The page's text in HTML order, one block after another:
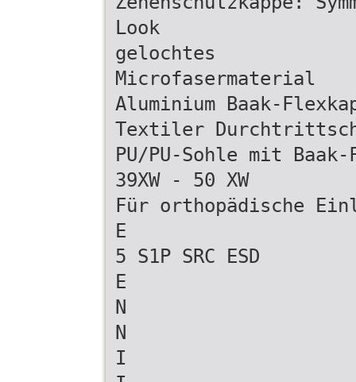
Look
gelochtes
Microfasermaterial
Aluminium Baak-
Textiler
PU/PU-Sohle mit
39XW - 50 XW
Für orthopädische
E
5 S1P SRC ESD
E
N
N
I